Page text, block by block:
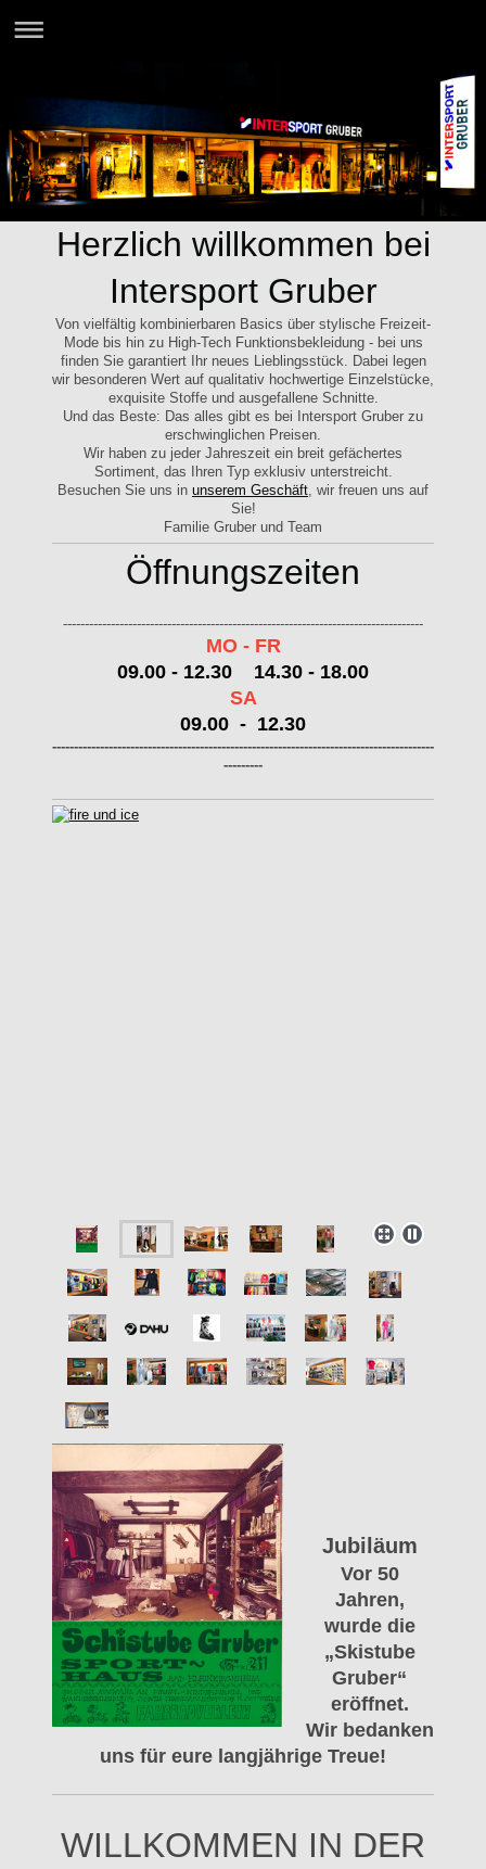
Herzlich willkommen bei
Intersport Gruber
Von vielfältig kombinierbaren Basics über stylische Freizeit-
Mode bis hin zu High-Tech Funktionsbekleidung - bei uns
finden Sie garantiert Ihr neues Lieblingsstück. Dabei legen
wir besonderen Wert auf qualitativ hochwertige Einzelstücke,
exquisite Stoffe und ausgefallene Schnitte.
Und das Beste: Das alles gibt es bei Intersport Gruber zu
erschwinglichen Preisen.
Wir haben zu jeder Jahreszeit ein breit gefächertes
Sortiment, das Ihren Typ exklusiv unterstreicht.
Besuchen Sie uns in unserem Geschäft, wir freuen uns auf
Sie!
Familie Gruber und Team
Öffnungszeiten
-----------------------------------------------------------------------------------
MO - FR
09.00 - 12.30 14.30 - 18.00
SA
09.00 - 12.30
----------------------------------------------------------------------------------------
---------
Jubiläum
Vor 50
Jahren,
wurde die
„Skistube
Gruber“
eröffnet.
Wir bedanken
uns für eure langjährige Treue!
WILLKOMMEN IN DER